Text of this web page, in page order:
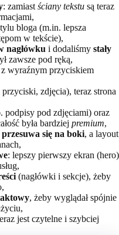
: zamiast ściany tekstu są teraz
bloga (m.in. lepsza
w tekście),
nagłówku i dodaliśmy stały
zawsze pod ręką,
z wyraźnym przyciskiem
przyciski, zdjęcia), teraz strona
pod zdjęciami) oraz
była bardziej premium,
przesuwa się na boki, a layout
: lepszy pierwszy ekran (hero)
(nagłówki i sekcje), żeby
, żeby wyglądał spójnie
jest czytelne i szybciej